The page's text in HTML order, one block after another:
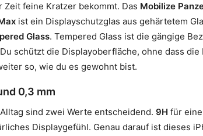
Zeit feine Kratzer bekommt. Das Mobilize
ist ein Displayschutzglas aus gehärtetem
Glass. Tempered Glass ist die gängige
schützt die Displayoberfläche, ohne dass
so, wie du es gewohnt bist.
0,3 mm
sind zwei Werte entscheidend. 9H für
Displaygefühl. Genau darauf ist dieses